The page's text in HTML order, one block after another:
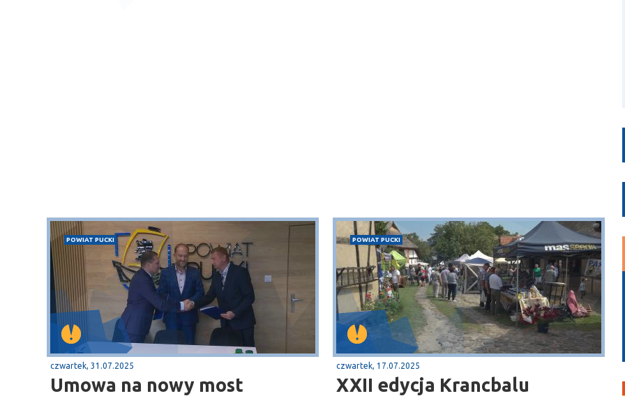
POWIAT PUCKI
czwartek, 31.07.2025
Umowa na nowy most
POWIAT PUCKI
czwartek, 17.07.2025
XXII edycja Krancbalu